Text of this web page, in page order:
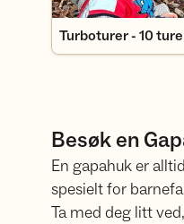
Besøk en
En gapahuk er
spesielt for
Ta med deg litt